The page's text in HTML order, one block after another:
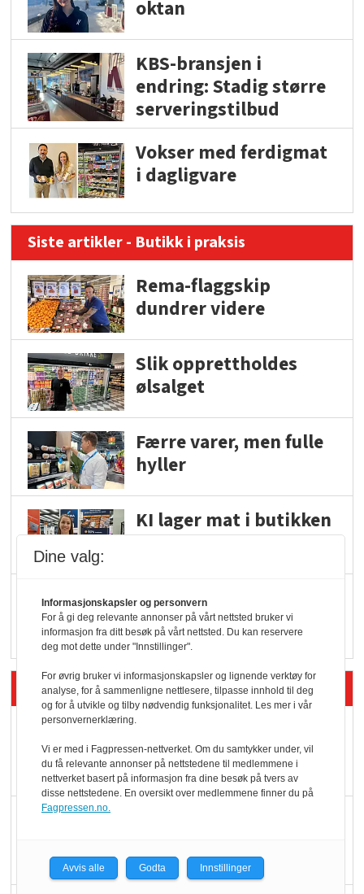
oktan
KBS-bransjen i
endring: Stadig større
serveringstilbud
Vokser med ferdigmat
i dagligvare
Siste artikler - Butikk i praksis
Rema-flaggskip
dundrer videre
Slik opprettholdes
ølsalget
Færre varer, men fulle
hyller
KI lager mat i butikken
Q passerte 1 milliard i
Rema i 2025
Siste artikler - Økologisk
Kolonihagens norske
yoghurt: Trues av
melkemangel
hederspris
Dine valg:
Informasjonskapsler og personvern
For å gi deg relevante annonser på vårt nettsted bruker vi
informasjon fra ditt besøk på vårt nettsted. Du kan reservere
deg mot dette under "Innstillinger".
For øvrig bruker vi informasjonskapsler og lignende verktøy for
analyse, for å sammenligne nettlesere, tilpasse innhold til deg
og for å utvikle og tilby nødvendig funksjonalitet. Les mer i vår
personvernerklæring.
Vi er med i Fagpressen-nettverket. Om du samtykker under, vil
du få relevante annonser på nettstedene til medlemmene i
nettverket basert på informasjon fra dine besøk på tvers av
disse nettstedene. En oversikt over medlemmene finner du på
Fagpressen.no.
Avvis alle Godta Innstillinger